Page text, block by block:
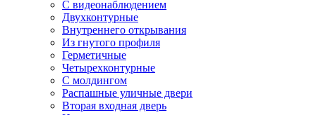
С видеонаблюдением
Двухконтурные
Внутреннего открывания
Из гнутого профиля
Герметичные
Четырехконтурные
С молдингом
Распашные уличные двери
Вторая входная дверь